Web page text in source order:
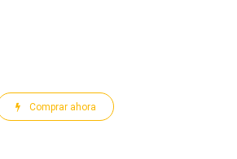
Comprar ahora